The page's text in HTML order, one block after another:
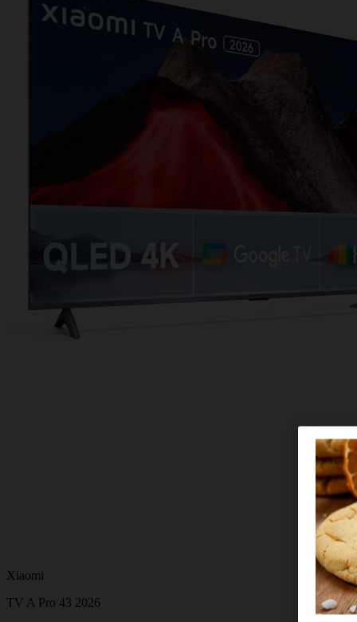
Xiaomi
TV A Pro 43 2026